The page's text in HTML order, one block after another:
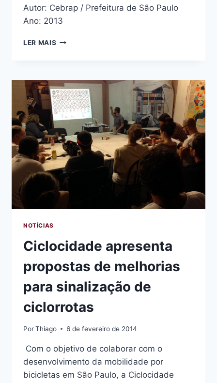
Autor: Cebrap / Prefeitura de São Paulo
Ano: 2013
LER MAIS MAPA
NOTÍCIAS
Ciclocidade apresenta
propostas de melhorias
para sinalização de
ciclorrotas
PorThiago 6 de fevereiro de 2014
Com o objetivo de colaborar com o
desenvolvimento da mobilidade por
bicicletas em São Paulo, a Ciclocidade